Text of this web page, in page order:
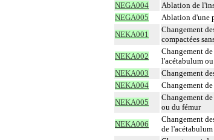
NEGA004 Ablation de
NEGA005 Ablation d'une
NEKA001
Changement
compactées
NEKA002
Changement
l'acétabulum
NEKA003 Changement
NEKA004 Changement
NEKA005
Changement
ou du fémur
NEKA006
Changement
de